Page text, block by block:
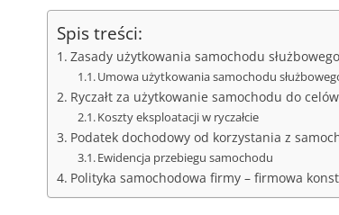
Spis treści:
Zasady użytkowania samochodu
Umowa użytkowania samochodu
Ryczałt za użytkowanie samochodu do
Koszty eksploatacji w ryczałcie
Podatek dochodowy od korzystania z
Ewidencja przebiegu samochodu
Polityka samochodowa firmy – firmowa